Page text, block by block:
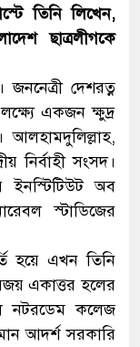
তিনি লিখেন,
ছাত্রলীগকে
দেশরত্ন
একজন ক্ষুদ্র
আলহামদুলিল্লাহ,
নির্বাহী সংসদ।
ইনস্টিটিউট অব
স্টাডিজের
হয়ে এখন তিনি
একাত্তর হলের
নটরডেম কলেজ
আদর্শ সরকারি